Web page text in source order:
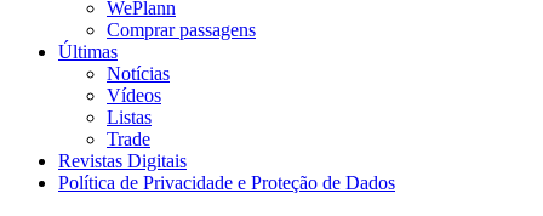
WePlann
Comprar passagens
Últimas
Notícias
Vídeos
Listas
Trade
Revistas Digitais
Política de Privacidade e Proteção de Dados